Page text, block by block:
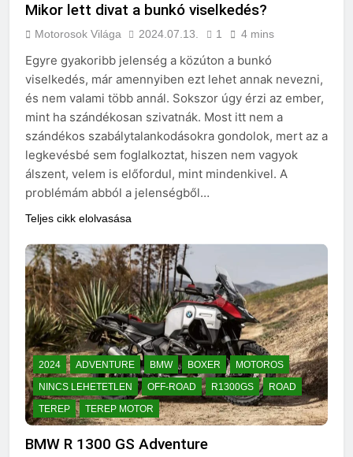
Mikor lett divat a bunkó viselkedés?
Motorosok Világa 2024.07.13. 1 4 mins
Egyre gyakoribb jelenség a közúton a bunkó
viselkedés, már amennyiben ezt lehet annak nevezni,
és nem valami több annál. Sokszor úgy érzi az ember,
mint ha szándékosan szivatnák. Most itt nem a
szándékos szabálytalankodásokra gondolok, mert az a
legkevésbé sem foglalkoztat, hiszen nem vagyok
álszent, velem is előfordul, mint mindenkivel. A
problémám abból a jelenségből…
Teljes cikk elolvasása
2024 ADVENTURE BMW BOXER
MOTOROS
NINCS LEHETETLEN
OFF-ROAD R1300GS
ROAD
TEREP
TEREP MOTOR
BMW R 1300 GS Adventure